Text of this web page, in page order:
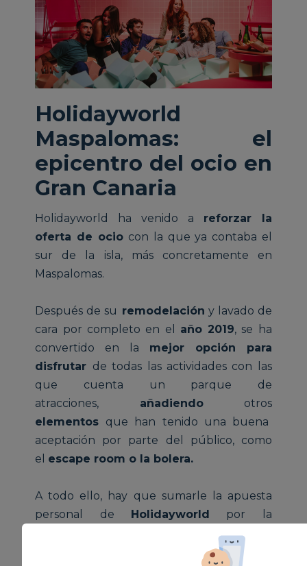
Holidayworld
Maspalomas: el
epicentro del ocio en
Gran Canaria
Holidayworld ha venido a reforzar la
oferta de ocio con la que ya contaba el
sur de la isla, más concretamente en
Maspalomas.
Después de su remodelación y lavado de
cara por completo en el año 2019, se ha
convertido en la mejor opción para
disfrutar de todas las actividades con las
que cuenta un parque de
atracciones, añadiendootros
elementos que han tenido una buena
aceptación por parte del público, como
el escape room o la bolera.
A todo ello, hay que sumarle la apuesta
personal de Holidayworld por la
gastronomía, con la apertura delNomad
en su parte superior,